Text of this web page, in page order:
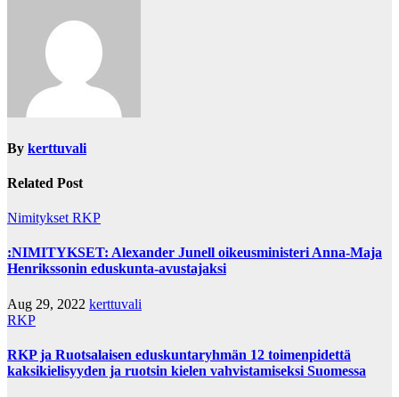
By kerttuvali
Related Post
Nimitykset RKP
:NIMITYKSET: Alexander Junell oikeusministeri Anna-Maja
Henrikssonin eduskunta-avustajaksi
Aug 29, 2022 kerttuvali
RKP
RKP ja Ruotsalaisen eduskuntaryhmän 12 toimenpidettä
kaksikielisyyden ja ruotsin kielen vahvistamiseksi Suomessa